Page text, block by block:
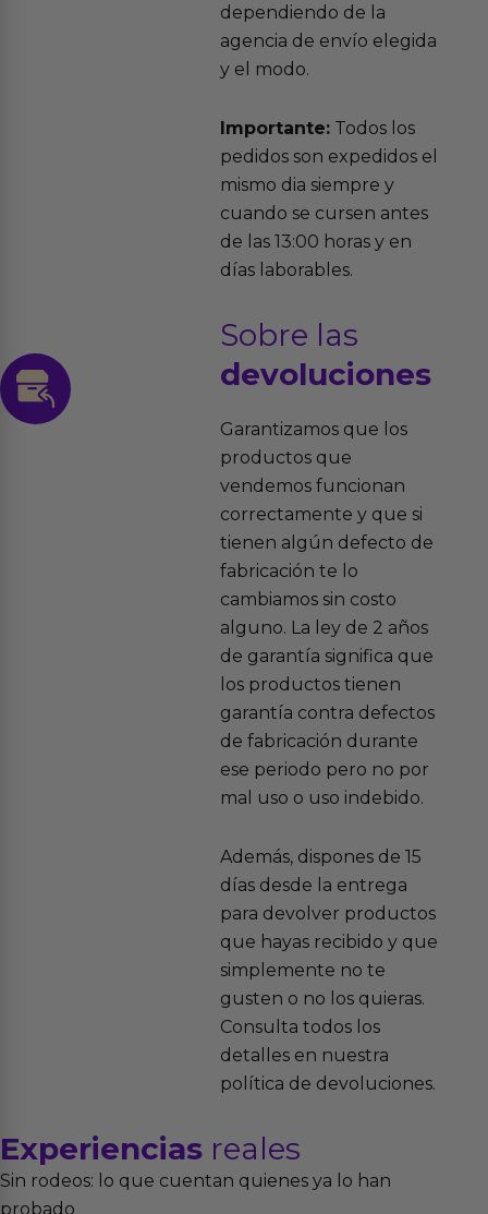
dependiendo de la
agencia de envío elegida
y el modo.
Importante:Todos los
pedidos son expedidos el
mismo dia siempre y
cuando se cursen antes
de las 13:00 horas y en
días laborables.
Sobre las
devoluciones
Garantizamos que los
productos que
vendemos funcionan
correctamente y que si
tienen algún defecto de
fabricación te lo
cambiamos sin costo
alguno. La ley de 2 años
de garantía significa que
los productos tienen
garantía contra defectos
de fabricación durante
ese periodo pero no por
mal uso o uso indebido.
Además, dispones de 15
días desde la entrega
para devolver productos
que hayas recibido y que
simplemente no te
gusten o no los quieras.
Consulta todos los
detalles en nuestra
política de devoluciones.
Experiencias reales
Sin rodeos: lo que cuentan quienes ya lo han
probado